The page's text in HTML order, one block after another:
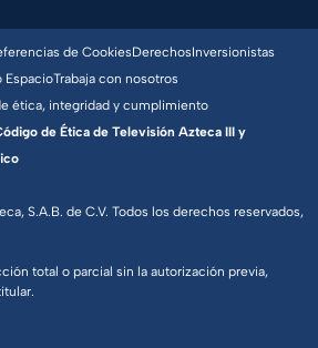
S.A.B. de C.V. Todos los derechos reservados,
total o parcial sin la autorización previa,
de CookiesDerechosInversionistas
EspacioTrabaja con nosotros
ética, integridad y cumplimiento
de Ética de Televisión Azteca III y